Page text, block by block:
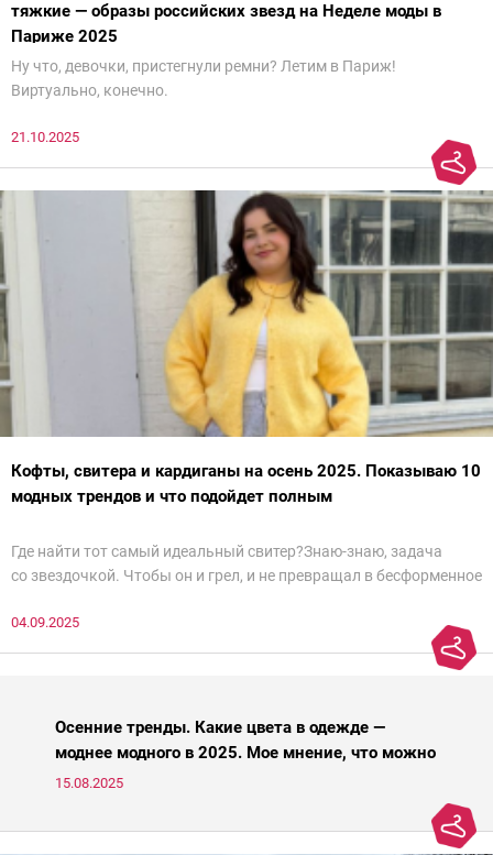
тяжкие — образы российских звезд на Неделе моды в
Париже 2025
Ну что, девочки, пристегнули ремни? Летим в Париж!
Виртуально, конечно.
21.10.2025
Кофты, свитера и кардиганы на осень 2025. Показываю 10
модных трендов и что подойдет полным
Где найти тот самый идеальный свитер?Знаю-знаю, задача
со звездочкой. Чтобы он и грел, и не превращал в бесформенное
паники.
04.09.2025
Осенние тренды. Какие цвета в одежде —
моднее модного в 2025. Мое мнение, что можно
носить, а что нет
15.08.2025